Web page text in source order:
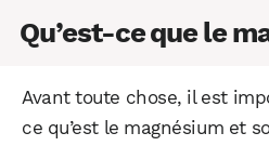
Qu’est-ce que le
Avant toute chose, il est
ce qu’est le magnésium et